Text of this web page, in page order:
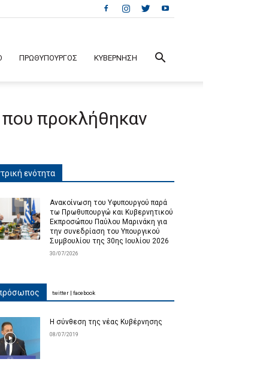
ΠΡΩΘΥΠΟΥΡΓΟΣ ΚΥΒΕΡΝΗΣΗ
προκλήθηκαν
ενότητα
Ανακοίνωση του Υφυπουργού παρά
τω Πρωθυπουργώ και Κυβερνητικού
Εκπροσώπου Παύλου Μαρινάκη για
την συνεδρίαση του Υπουργικού
Συμβουλίου της 30ης Ιουλίου 2026
30/07/2026
Η σύνθεση της νέας Κυβέρνησης
08/07/2019
twitter facebook